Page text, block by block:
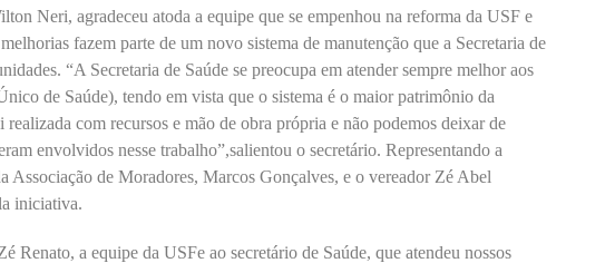
Neri, agradeceu atoda a equipe que se empenhou na reforma da USF e
fazem parte de um novo sistema de manutenção que a Secretaria de
“A Secretaria de Saúde se preocupa em atender sempre melhor aos
de Saúde), tendo em vista que o sistema é o maior patrimônio da
com recursos e mão de obra própria e não podemos deixar de
envolvidos nesse trabalho”,salientou o secretário. Representando a
Associação de Moradores, Marcos Gonçalves, e o vereador Zé Abel
iniciativa.
Renato, a equipe da USFe ao secretário de Saúde, que atendeu nossos